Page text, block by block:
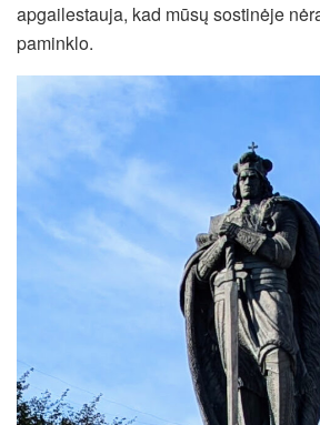
apgailestauja, kad mūsų sostinėje
paminklo.